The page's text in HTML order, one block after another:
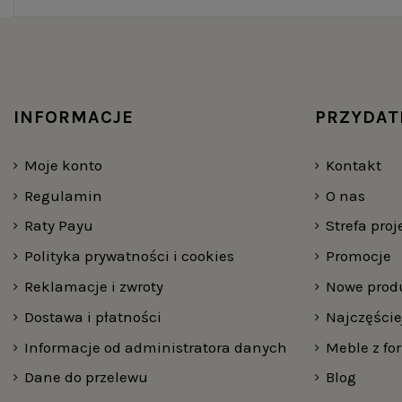
Ekskluzywne nowoczesne meble do
Ekskluzywne nowoczesne meble do salonu to
funkcjonalne, ale również estetycznie wykonane.
eleganckie.
Regały i półki wiszące w stylu industrialnym
loftowe do salonu to połączenie surowości metalu z
Meble loftowe do salonu – stwórz
INFORMACJE
Moje konto
Regulamin
Raty Payu
Polityka prywatności i cookies
Reklamacje i zwroty
Dostawa i płatności
Informacje od administratora danych
Dane do przelewu
Kontakt
O nas
Strefa
Promocje
Nowe
Meble z
Blog